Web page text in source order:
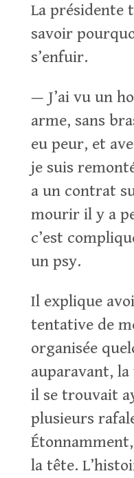
La présidente
savoir
s’enfuir.
— J’ai vu un
arme, sans
eu peur, et
je suis
a un contrat
mourir il y a
c’est
un psy.
Il explique
tentative de
organisée
auparavant,
il se trouvait
plusieurs
la tête.